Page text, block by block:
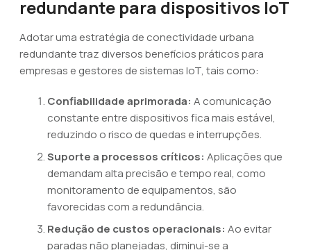
redundante para dispositivos IoT
Adotar uma estratégia de conectividade urbana
redundante traz diversos benefícios práticos para
empresas e gestores de sistemas IoT, tais como:
Confiabilidade aprimorada: A comunicação
constante entre dispositivos fica mais estável,
reduzindo o risco de quedas e interrupções.
Suporte a processos críticos: Aplicações que
demandam alta precisão e tempo real, como
monitoramento de equipamentos, são
favorecidas com a redundância.
Redução de custos operacionais: Ao evitar
paradas não planejadas, diminui-se a